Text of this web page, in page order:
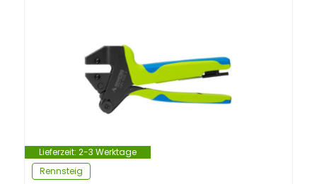
Lieferzeit: 2-3 Werktage
Rennsteig